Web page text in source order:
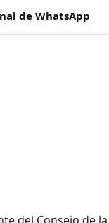
de WhatsApp